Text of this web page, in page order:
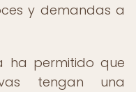
y demandas a
ha permitido que
tengan una